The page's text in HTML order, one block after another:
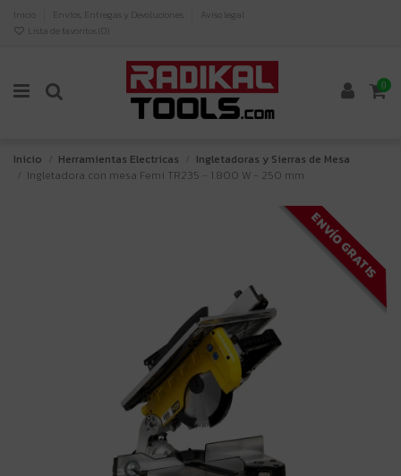
Inicio Envíos, Entregas y Devoluciones
Aviso legal
Lista de favoritos ( 0)
0
Inicio Herramientas Electricas
Ingletadoras y Sierras de Mesa
Ingletadora con mesa Femi TR235 - 1.800 W - 250 mm
ENVÍO GRATIS